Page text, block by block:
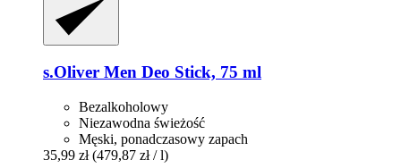
s.Oliver Men Deo Stick, 75 ml
Bezalkoholowy
Niezawodna świeżość
Męski, ponadczasowy zapach
35,99 zł (479,87 zł / l)